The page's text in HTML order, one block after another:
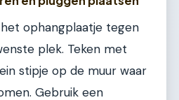
ophangplaatje tegen
plek. Teken met
stipje op de muur waar
Gebruik een